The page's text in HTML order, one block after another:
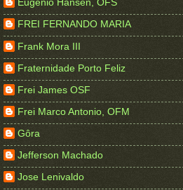
Eugenio Hansen, OFS
FREI FERNANDO MARIA
Frank Mora III
Fraternidade Porto Feliz
Frei James OSF
Frei Marco Antonio, OFM
Gôra
Jefferson Machado
Jose Lenivaldo